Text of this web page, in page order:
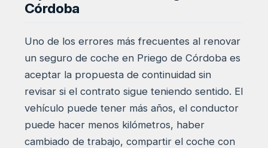
Córdoba
Uno de los errores más frecuentes al renovar
un seguro de coche en Priego de Córdoba es
aceptar la propuesta de continuidad sin
revisar si el contrato sigue teniendo sentido. El
vehículo puede tener más años, el conductor
puede hacer menos kilómetros, haber
cambiado de trabajo, compartir el coche con